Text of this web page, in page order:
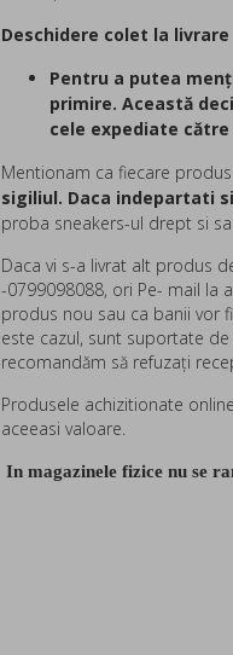
Deschidere colet la livrare
Pentru a putea
primire. Această
cele expediate
Mentionam ca fiecare
sigiliul. Daca indepartati
proba sneakers-ul drept si
Daca vi s-a livrat alt produs
-0799098088, ori Pe- mail la
produs nou sau ca banii vor
este cazul, sunt suportate
recomandăm să refuzaţi
Produsele achizitionate
aceeasi valoare.
In magazinele fizice nu se